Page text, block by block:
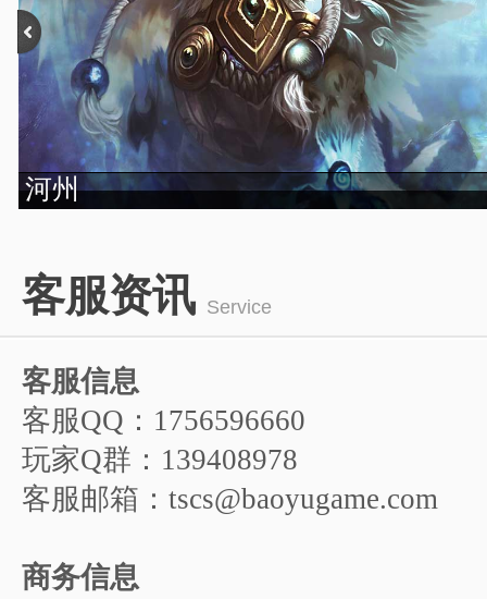
4
5
6
客服资讯 Service
客服信息
客服QQ：1756596660
玩家Q群：139408978
客服邮箱：tscs@baoyugame.com
商务信息